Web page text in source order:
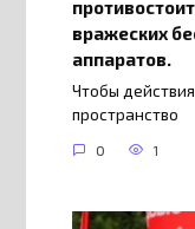
вражеских
аппаратов.
Чтобы
пространство
0 1